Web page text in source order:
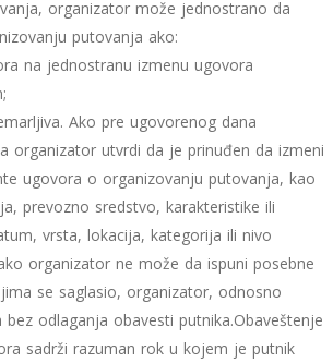
organizator može jednostrano da
putovanja ako:
na jednostranu izmenu ugovora
Ako pre ugovorenog dana
organizator utvrdi da je prinuđen da izmeni
ugovora o organizovanju putovanja, kao
prevozno sredstvo, karakteristike ili
vrsta, lokacija, kategorija ili nivo
organizator ne može da ispuni posebne
se saglasio, organizator, odnosno
odlaganja obavesti putnika.Obaveštenje
sadrži razuman rok u kojem je putnik